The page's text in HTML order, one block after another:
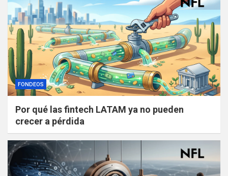
FONDEOS
Por qué las fintech LATAM ya no pueden
crecer a pérdida